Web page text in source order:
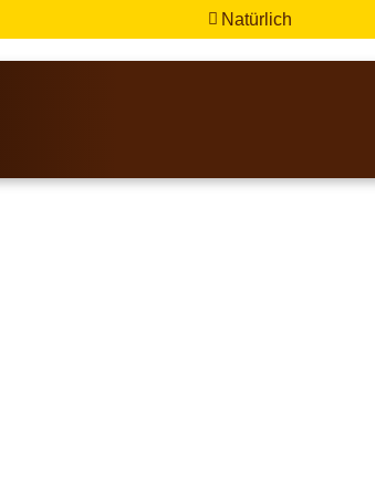
 Natürlich